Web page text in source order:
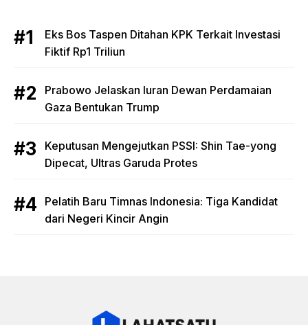
Eks Bos Taspen Ditahan KPK Terkait Investasi
Fiktif Rp1 Triliun
Prabowo Jelaskan Iuran Dewan Perdamaian
Gaza Bentukan Trump
Keputusan Mengejutkan PSSI: Shin Tae-yong
Dipecat, Ultras Garuda Protes
Pelatih Baru Timnas Indonesia: Tiga Kandidat
dari Negeri Kincir Angin